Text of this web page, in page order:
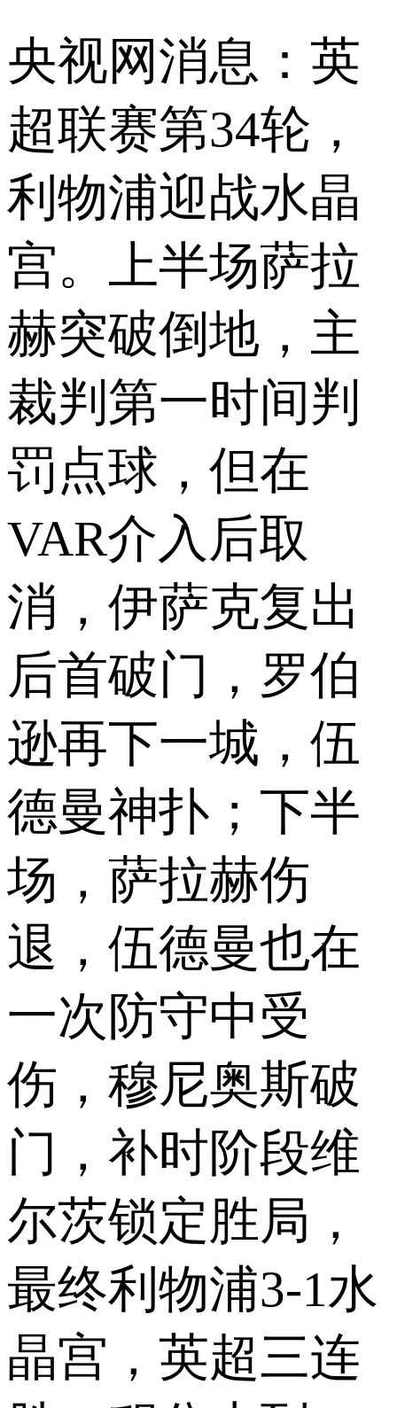
央视网消息：英
超联赛第34轮，
利物浦迎战水晶
宫。上半场萨拉
赫突破倒地，主
裁判第一时间判
罚点球，但在
VAR介入后取
消，伊萨克复出
后首破门，罗伯
逊再下一城，伍
德曼神扑；下半
场，萨拉赫伤
退，伍德曼也在
一次防守中受
伤，穆尼奥斯破
门，补时阶段维
尔茨锁定胜局，
最终利物浦3-1水
晶宫，英超三连